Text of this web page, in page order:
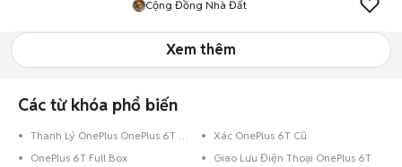
Cộng Đồng Nhà Đất
Xem thêm
Các từ khóa phổ biến
Thanh Lý OnePlus OnePlus 6T Cũ
Xác OnePlus 6T Cũ
OnePlus 6T Full Box
Giao Lưu Điện Thoại OnePlus 6T